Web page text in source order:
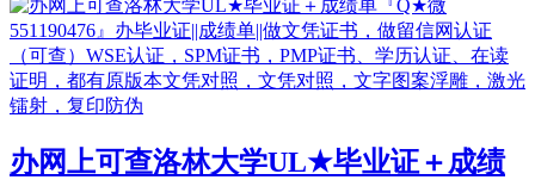
办网上可查洛林大学UL★毕业证＋成绩